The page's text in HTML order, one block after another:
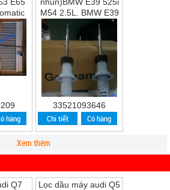
hàng
M54 2.5L, BMW E39
528i M52 2.8L, BMW
E39 530i M54 ...
33521093646
Chi tiết Có hàng
Xem thêm
Q7
Lọc dầu máy audi Q5